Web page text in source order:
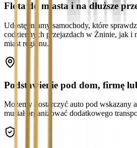
Flota do miasta i na dłuższe
Udostępniamy samochody, które
codziennych przejazdach w Żninie, jak i
miast regionu.
Podstawienie pod dom, firmę
Możemy dostarczyć auto pod wskazany
musiał organizować dodatkowego